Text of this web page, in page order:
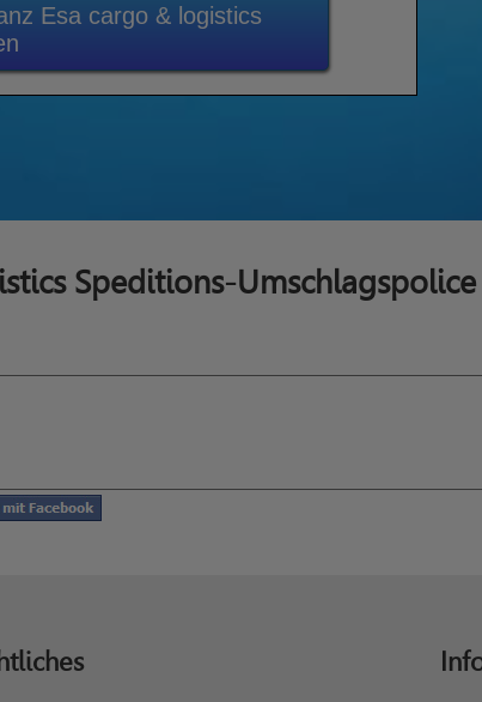
Esa cargo & logistics
Speditions-